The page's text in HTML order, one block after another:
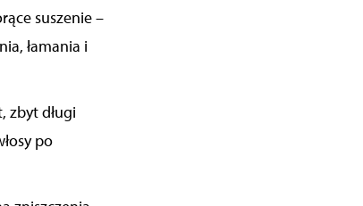
suszenie –
łamania i
zbyt długi
po